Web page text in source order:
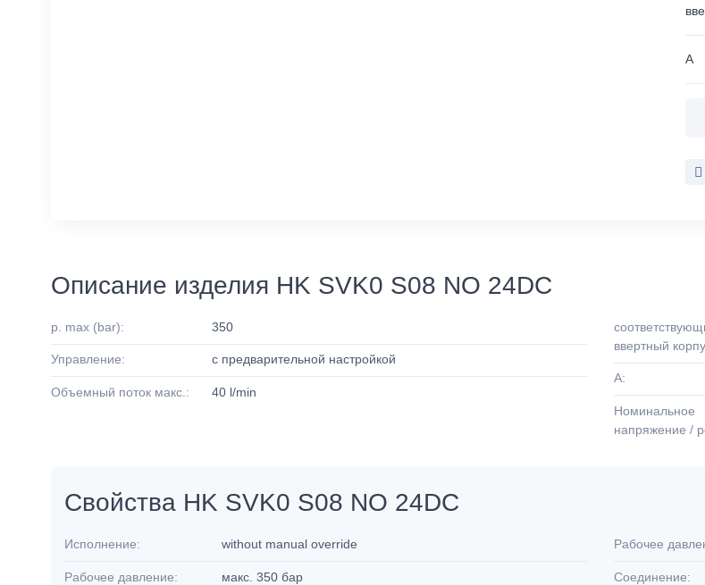
A
Описание изделия HK SVK0 S08 NO 24DC
p. max (bar): 350
Управление: с предварительной настройкой
Объемный поток макс.: 40 l/min
ввертный
A:
Номинальное
напряжение /
Свойства HK SVK0 S08 NO 24DC
Исполнение: without manual override
Рабочее давление: макс. 350 бар
Рабочее
Соединение: